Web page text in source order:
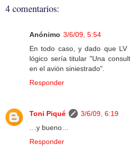
4 comentarios:
Anónimo 3/6/09, 5:54
En todo caso, y dado que
lógico sería titular "Una
en el avión siniestrado".
Responder
Toni Piqué
3/6/09, 6:19
…y bueno…
Responder